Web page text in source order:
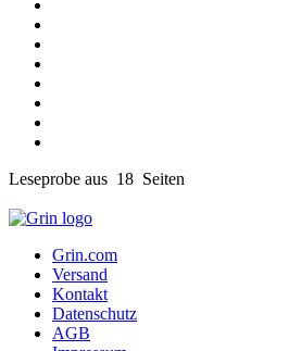
Leseprobe aus 18 Seiten
Grin.com
Versand
Kontakt
Datenschutz
AGB